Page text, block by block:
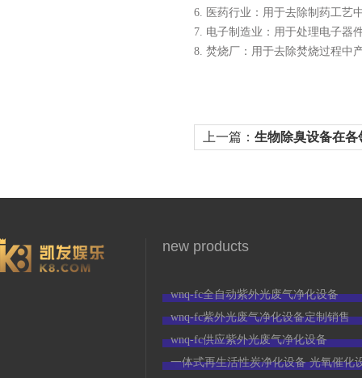
6. 医药行业：用于去除制药工艺
7. 电子制造业：用于处理电子器
8. 焚烧厂：用于去除焚烧过程中
上一篇： 生物除臭设备在各
new products
wnq-fc全自动紫外光废气净化设备
wnq-fc紫外光废气净化设备定制销售
wnq-fc供应紫外光废气净化设备
一体式再生活性炭净化设备 光氧催化